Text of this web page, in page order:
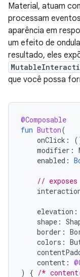
Material, atuam
processam
aparência em
um efeito de
resultado, eles
que você possa
@Composable
fun Button(
onClick :
modifier :
enabled :
//
elevation :
shape :
border :
colors :
content :
)
{ /*